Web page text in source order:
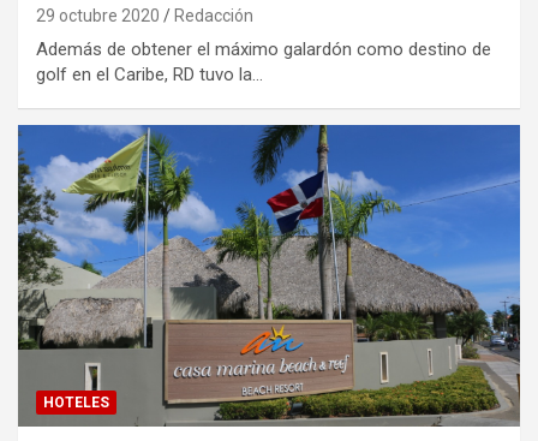
29 octubre 2020 Redacción
Además de obtener el máximo galardón como destino de
golf en el Caribe, RD tuvo la…
HOTELES